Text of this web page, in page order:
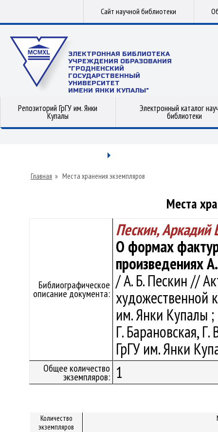
Сайт научной библиотеки
ЭЛЕКТРОННАЯ БИБЛИОТЕКА
УЧРЕЖДЕНИЯ ОБРАЗОВАНИЯ
"ГРОДНЕНСКИЙ
ГОСУДАРСТВЕННЫЙ
УНИВЕРСИТЕТ
ИМЕНИ ЯНКИ КУПАЛЫ"
Репозиторий ГрГУ им. Янки
Купалы
Электронный каталог
библиотеки
Главная » Места хранения экземпляров
Места
Библиографическое
описание документа:
Пескин, Аркадий
О формах
произведениях
/ А. Б. Пескин //
художественной
им. Янки Купалы ;
Г. Барановская,
ГрГУ им. Янки
Общее количество
экземпляров: 1
Количество
экземпляров